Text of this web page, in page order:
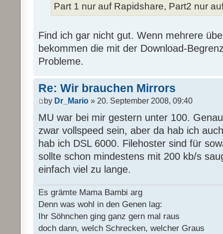
Part 1 nur auf Rapidshare, Part2 nur
Find ich gar nicht gut. Wenn mehrere
bekommen die mit der Download-
Probleme.
Re: Wir brauchen Mirrors
by Dr_Mario » 20. September 2008, 09:40
MU war bei mir gestern unter 100.
zwar vollspeed sein, aber da hab ich
hab ich DSL 6000. Filehoster sind für
sollte schon mindestens mit 200 kb/s
einfach viel zu lange.
Es grämte Mama Bambi arg
Denn was wohl in den Genen lag:
Ihr Söhnchen ging ganz gern mal raus
doch dann, welch Schrecken, welcher Graus